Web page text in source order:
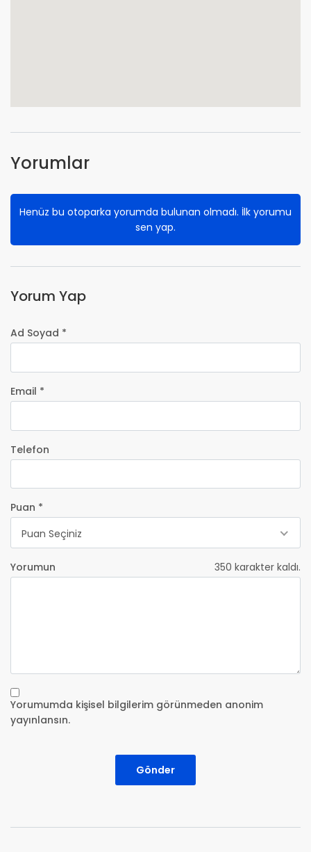
Yorumlar
Henüz bu otoparka yorumda bulunan olmadı. İlk yorumu
sen yap.
Yorum Yap
Ad Soyad *
Email *
Telefon
Puan *
Puan Seçiniz
Yorumun 350 karakter kaldı.
Yorumumda kişisel bilgilerim görünmeden anonim
yayınlansın.
Gönder